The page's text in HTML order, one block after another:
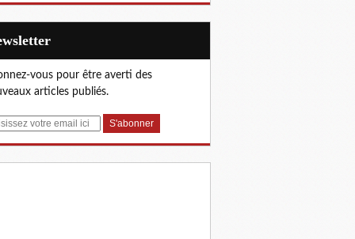
vous pour être averti des
articles publiés.